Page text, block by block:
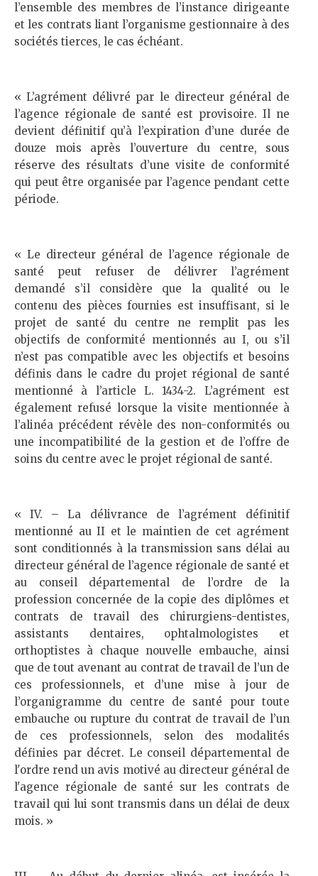
l’ensemble des membres de l’instance dirigeante
et les contrats liant l’organisme gestionnaire à des
sociétés tierces, le cas échéant.
« L’agrément délivré par le directeur général de
l’agence régionale de santé est provisoire. Il ne
devient définitif qu’à l’expiration d’une durée de
douze mois après l’ouverture du centre, sous
réserve des résultats d’une visite de conformité
qui peut être organisée par l’agence pendant cette
période.
« Le directeur général de l’agence régionale de
santé peut refuser de délivrer l’agrément
demandé s’il considère que la qualité ou le
contenu des pièces fournies est insuffisant, si le
projet de santé du centre ne remplit pas les
objectifs de conformité mentionnés au I, ou s’il
n’est pas compatible avec les objectifs et besoins
définis dans le cadre du projet régional de santé
mentionné à l’article L. 1434-2. L’agrément est
également refusé lorsque la visite mentionnée à
l’alinéa précédent révèle des non-conformités ou
une incompatibilité de la gestion et de l’offre de
soins du centre avec le projet régional de santé.
« IV. – La délivrance de l’agrément définitif
mentionné au II et le maintien de cet agrément
sont conditionnés à la transmission sans délai au
directeur général de l’agence régionale de santé et
au conseil départemental de l’ordre de la
profession concernée de la copie des diplômes et
contrats de travail des chirurgiens-dentistes,
assistants dentaires, ophtalmologistes et
orthoptistes à chaque nouvelle embauche, ainsi
que de tout avenant au contrat de travail de l’un de
ces professionnels, et d’une mise à jour de
l’organigramme du centre de santé pour toute
embauche ou rupture du contrat de travail de l’un
de ces professionnels, selon des modalités
définies par décret. Le conseil départemental de
l'ordre rend un avis motivé au directeur général de
l'agence régionale de santé sur les contrats de
travail qui lui sont transmis dans un délai de deux
mois. »